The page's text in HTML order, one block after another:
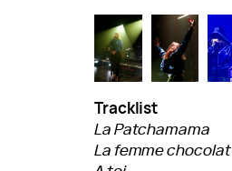
Tracklist
La Patchamama
La femme chocolat